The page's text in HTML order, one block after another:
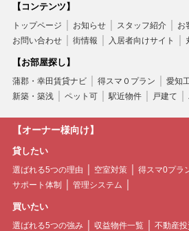
【コンテンツ】
トップページ お知らせ スタッフ紹介 お
お問い合わせ
街情報 入居者向けサイト
【お部屋探し】
蒲郡・幸田賃貸ナビ 得スマ０プラン
愛知
新築・築浅
ペット可 駅近物件 戸建て
【オーナー様向け】
貸したい
選ばれる5つの理由 空室対策 得スマ0プラ
サポート体制
管理システム
買いたい
選ばれる5つの強み 収益物件一覧 不動産